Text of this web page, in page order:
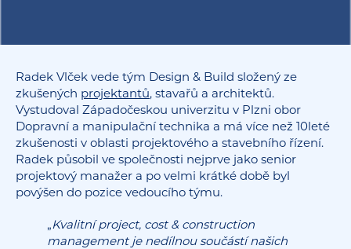
Radek Vlček vede tým Design & Build složený ze
zkušených projektantů, stavařů a architektů.
Vystudoval Západočeskou univerzitu v Plzni obor
Dopravní a manipulační technika a má více než 10leté
zkušenosti v oblasti projektového a stavebního řízení.
Radek působil ve společnosti nejprve jako senior
projektový manažer a po velmi krátké době byl
povýšen do pozice vedoucího týmu.
„Kvalitní project, cost & construction
management je nedílnou součástí našich